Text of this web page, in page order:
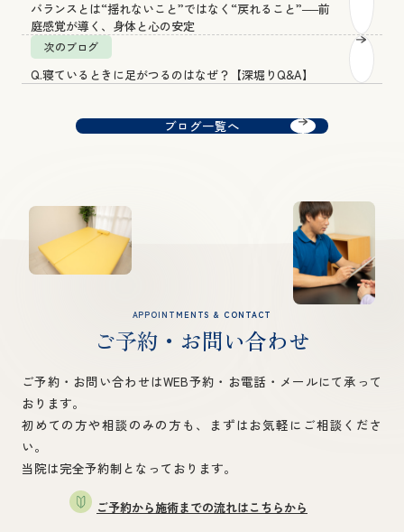
バランスとは“揺れないこと”ではなく“戻れること”──前
庭感覚が導く、身体と心の安定
次のブログ
Q.寝ているときに足がつるのはなぜ？【深堀りQ&A】
ブログ一覧へ
APPOINTMENTS & CONTACT
ご予約・お問い合わせ
ご予約・お問い合わせはWEB予約・お電話・メールにて承って
おります。
初めての方や相談のみの方も、まずはお気軽にご相談くださ
い。
当院は完全予約制となっております。
ご予約から施術までの流れはこちらから